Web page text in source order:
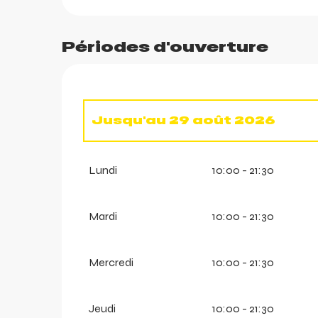
Périodes d'ouverture
Jusqu'au 29 août 2026
Lundi 10:00 - 21:30
Mardi 10:00 - 21:30
Mercredi 10:00 - 21:30
Jeudi 10:00 - 21:30